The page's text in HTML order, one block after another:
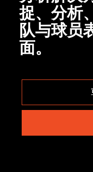
捉、分析
队与球员
面。